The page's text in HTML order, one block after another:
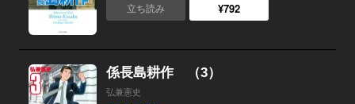
立ち読み ¥792
係長島耕作 （3）
弘兼憲史